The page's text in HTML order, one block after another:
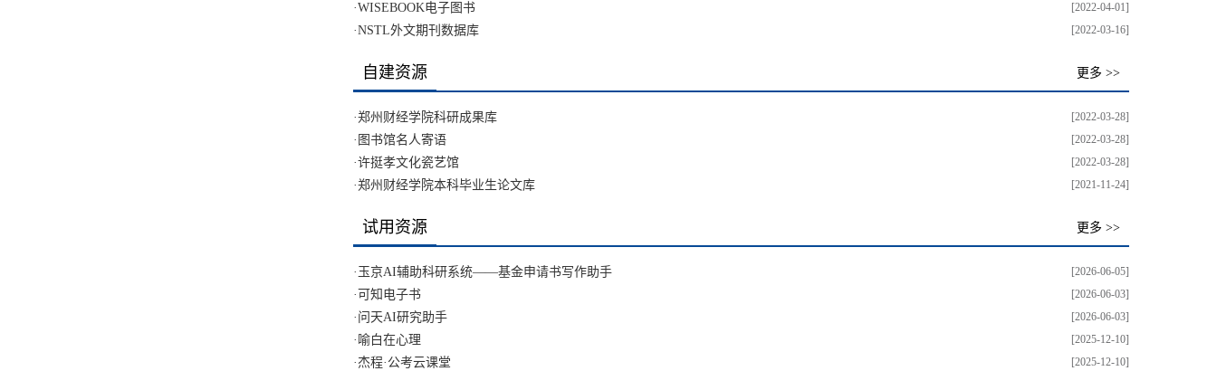
[2022-04-01]
·WISEBOOK电子图书
[2022-03-16]
·NSTL外文期刊数据库
自建资源 更多 >>
[2022-03-28]
·郑州财经学院科研成果库
[2022-03-28]
· 图书馆名人寄语
[2022-03-28]
·许挺孝文化瓷艺馆
[2021-11-24]
·郑州财经学院本科毕业生论文库
试用资源 更多 >>
[2026-06-05]
· 玉京AI辅助科研系统——基金申请书写作助手
[2026-06-03]
· 可知电子书
[2026-06-03]
· 问天AI研究助手
[2025-12-10]
· 喻白在心理
[2025-12-10]
· 杰程·公考云课堂